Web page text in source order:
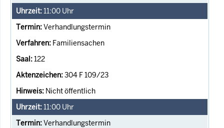
11:00 Uhr
Verhandlungstermin
Familiensachen
122
304 F 109/23
Nicht öffentlich
11:00 Uhr
Verhandlungstermin